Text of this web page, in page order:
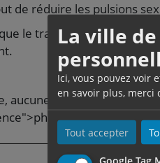
La ville
Ici, vous pouvez voir
en savoir plus, merci
Tout accepter
Google Tag
de réduire les pulsions
le traitement est suivi.
aucune mesure de
span> à